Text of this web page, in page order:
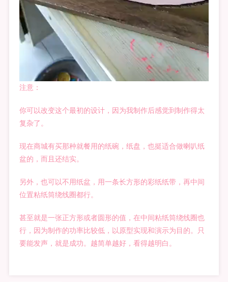
注意：
你可以改变这个最初的设计，因为我制作后感觉到制作得太
复杂了。
现在商城有买那种就餐用的纸碗，纸盘，也挺适合做喇叭纸
盆的，而且还结实。
另外，也可以不用纸盆，用一条长方形的彩纸纸带，再中间
位置粘纸筒绕线圈都行。
甚至就是一张正方形或者圆形的值，在中间粘纸筒绕线圈也
行，因为制作的功率比较低，以原型实现和演示为目的。只
要能发声，就是成功。越简单越好，看得越明白。